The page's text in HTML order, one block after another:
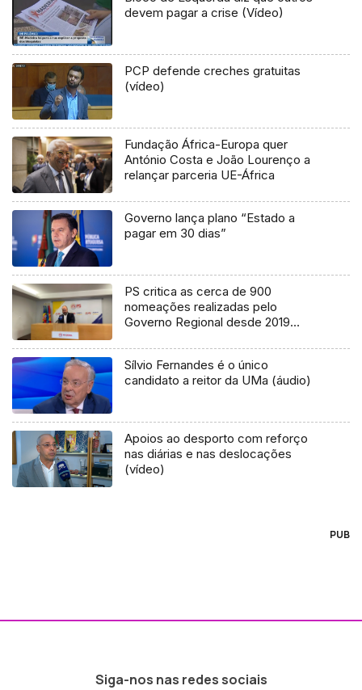
devem pagar a crise (Vídeo)
PCP defende creches gratuitas
(vídeo)
Fundação África-Europa quer
António Costa e João Lourenço a
relançar parceria UE-África
Governo lança plano “Estado a
pagar em 30 dias”
PS critica as cerca de 900
nomeações realizadas pelo
Governo Regional desde 2019
Sílvio Fernandes é o único
candidato a reitor da UMa (áudio)
Apoios ao desporto com reforço
nas diárias e nas deslocações
(vídeo)
PUB
Siga-nos nas redes sociais